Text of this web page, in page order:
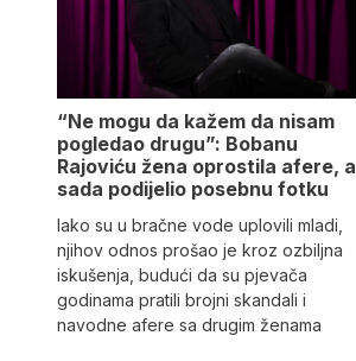
“Ne mogu da kažem da nisam
pogledao drugu”: Bobanu
Rajoviću žena oprostila afere, a
sada podijelio posebnu fotku
Iako su u bračne vode uplovili mladi,
njihov odnos prošao je kroz ozbiljna
iskušenja, budući da su pjevača
godinama pratili brojni skandali i
navodne afere sa drugim ženama